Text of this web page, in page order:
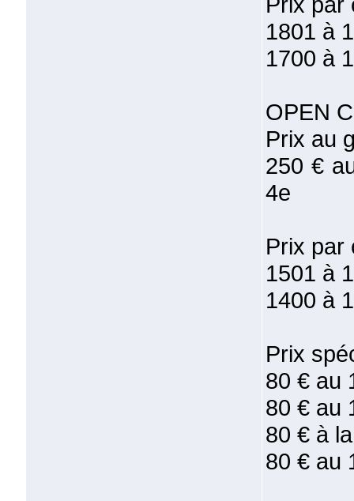
1801 à
1700 à
OPEN C
Prix au
250 €
4e
Prix par
1501 à
1400 à
Prix
80 € au
80 € au
80 € à
80 € au